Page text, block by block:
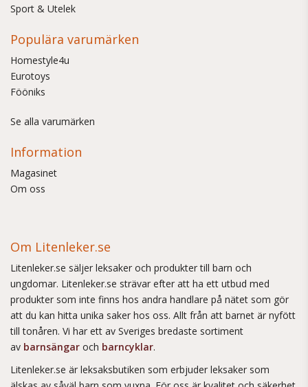
Sport & Utelek
Populära varumärken
Homestyle4u
Eurotoys
Fööniks
Se alla varumärken
Information
Magasinet
Om oss
Om Litenleker.se
Litenleker.se säljer leksaker och produkter till barn och
ungdomar. Litenleker.se strävar efter att ha ett utbud med
produkter som inte finns hos andra handlare på nätet som gör
att du kan hitta unika saker hos oss. Allt från att barnet är nyfött
till tonåren. Vi har ett av Sveriges bredaste sortiment
av barnsängar och barncyklar.
Litenleker.se är leksaksbutiken som erbjuder leksaker som